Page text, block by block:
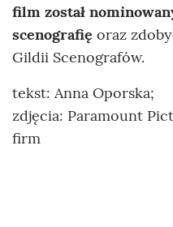
film został
scenografię oraz
Gildii Scenografów.
tekst: Anna Oporska;
zdjęcia: Paramount
firm